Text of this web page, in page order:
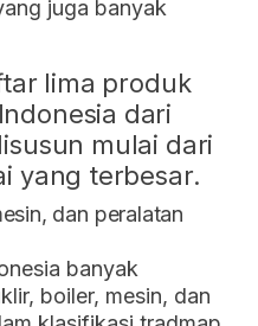
juga banyak
lima produk
dari
mulai dari
yang terbesar.
dan peralatan
banyak
boiler, mesin, dan